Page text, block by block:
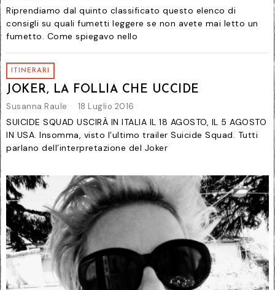
Riprendiamo dal quinto classificato questo elenco di
consigli su quali fumetti leggere se non avete mai letto un
fumetto. Come spiegavo nello
ITINERARI
JOKER, LA FOLLIA CHE UCCIDE
Susanna Raule 18 Luglio 2016
SUICIDE SQUAD USCIRÀ IN ITALIA IL 18 AGOSTO, IL 5 AGOSTO
IN USA. Insomma, visto l’ultimo trailer Suicide Squad. Tutti
parlano dell’interpretazione del Joker